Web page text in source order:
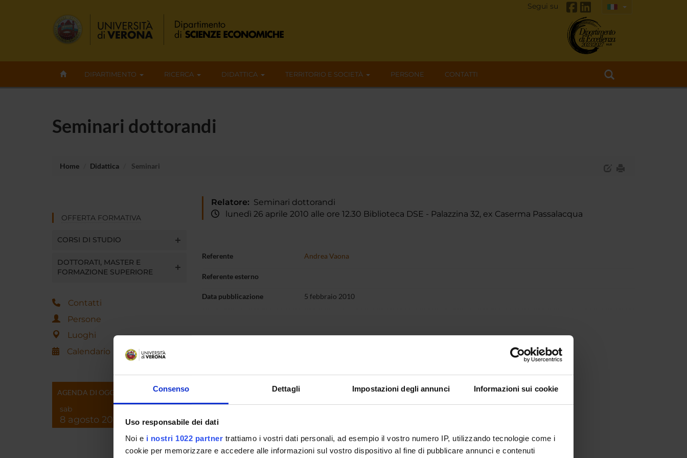
Consenso Dettagli Impostazioni degli annunci Informazioni sui cookie
Uso responsabile dei dati
Noi e i nostri 1022 partner trattiamo i vostri dati personali, ad esempio il vostro numero IP, utilizzando tecnologie come i
cookie per memorizzare e accedere alle informazioni sul vostro dispositivo al fine di pubblicare annunci e contenuti
Segui su
DIPARTIMENTO RICERCA DIDATTICA TERRITORIO E SOCIETÀ PERSONE CONTATTI
Seminari dottorandi
Home Didattica Seminari
OFFERTA FORMATIVA
CORSI DI STUDIO
DOTTORATI, MASTER E
FORMAZIONE SUPERIORE
Contatti
Persone
Luoghi
Calendario
AGENDA DI OGGI
sab
8 agosto 2026
Relatore: Seminari dottorandi
lunedì 26 aprile 2010 alle ore 12.30 Biblioteca DSE - Palazzina 32, ex Caserma Passalacqua
Referente Andrea Vaona
Referente esterno
Data pubblicazione 5 febbraio 2010